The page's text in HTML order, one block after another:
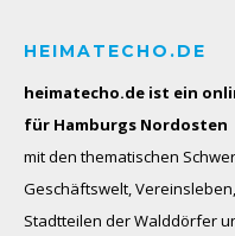
HEIMATECHO.DE
heimatecho.de ist ein
für Hamburgs Nordosten
mit den thematischen
Geschäftswelt,
Stadtteilen der Walddörfer